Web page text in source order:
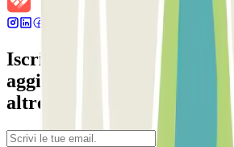
Iscriviti alla nostra
aggiornato su sconti,
altre sorprese.